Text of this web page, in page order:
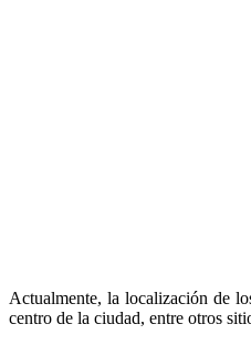
Actualmente, la localización de
centro de la ciudad, entre otros